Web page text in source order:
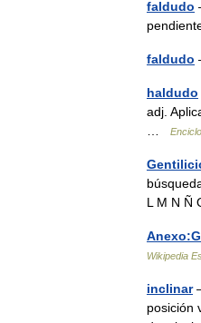
faldudo
faldudo
haldudo
adj.
L M N Ñ
Wikipedia
inclinar
posición